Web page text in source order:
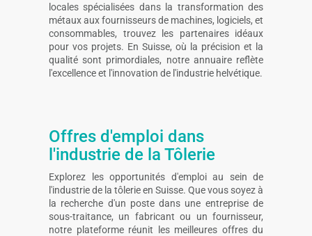
locales spécialisées dans la transformation des
métaux aux fournisseurs de machines, logiciels, et
consommables, trouvez les partenaires idéaux
pour vos projets. En Suisse, où la précision et la
qualité sont primordiales, notre annuaire reflète
l'excellence et l'innovation de l'industrie helvétique.
Offres d'emploi dans
l'industrie de la Tôlerie
Explorez les opportunités d'emploi au sein de
l'industrie de la tôlerie en Suisse. Que vous soyez à
la recherche d'un poste dans une entreprise de
sous-traitance, un fabricant ou un fournisseur,
notre plateforme réunit les meilleures offres du